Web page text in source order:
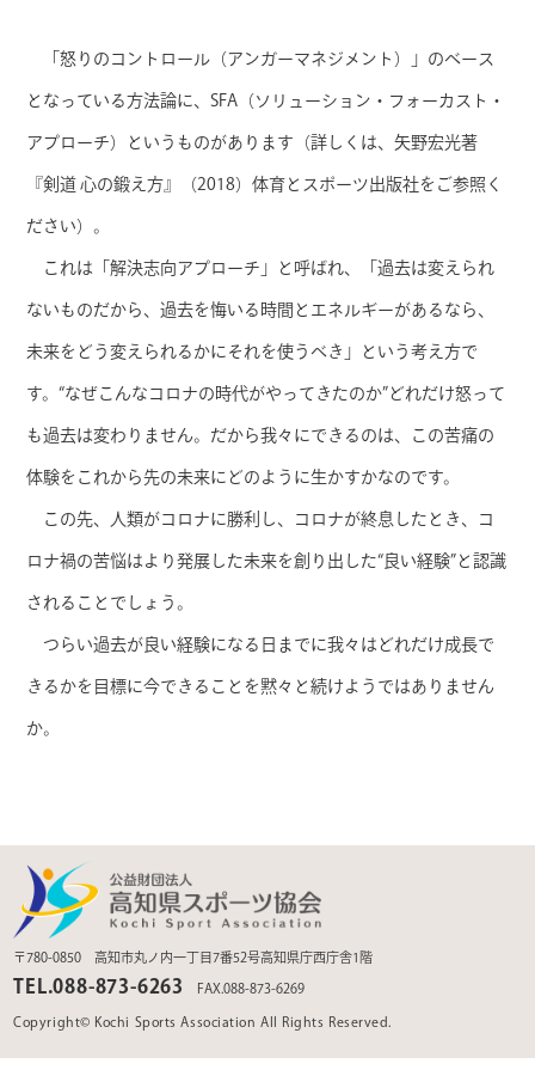
「怒りのコントロール（アンガーマネジメント）」のベース
となっている方法論に、SFA（ソリューション・フォーカスト・
アプローチ）というものがあります（詳しくは、矢野宏光著
『剣道 心の鍛え方』（2018）体育とスポーツ出版社をご参照く
ださい）。
これは「解決志向アプローチ」と呼ばれ、「過去は変えられ
ないものだから、過去を悔いる時間とエネルギーがあるなら、
未来をどう変えられるかにそれを使うべき」という考え方で
す。“なぜこんなコロナの時代がやってきたのか”どれだけ怒って
も過去は変わりません。だから我々にできるのは、この苦痛の
体験をこれから先の未来にどのように生かすかなのです。
この先、人類がコロナに勝利し、コロナが終息したとき、コ
ロナ禍の苦悩はより発展した未来を創り出した“良い経験”と認識
されることでしょう。
つらい過去が良い経験になる日までに我々はどれだけ成長で
きるかを目標に今できることを黙々と続けようではありません
か。
〒780-0850 高知市丸ノ内一丁目7番52号高知県庁西庁舎1階
TEL.088-873-6263 FAX.088-873-6269
Copyright© Kochi Sports Association All Rights Reserved.